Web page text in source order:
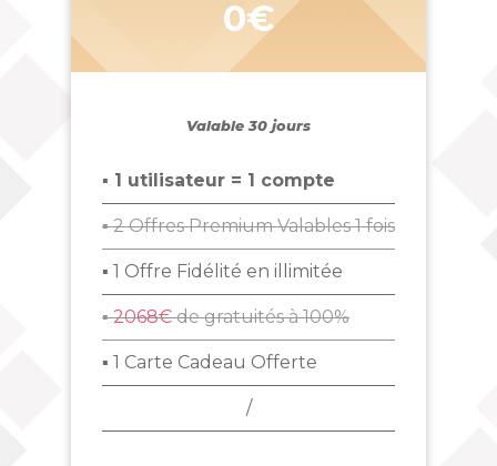
0€
Valable 30 jours
▪ 1 utilisateur = 1 compte
▪ 2 Offres Premium Valables 1 fois
▪ 1 Offre Fidélité en illimitée
▪2068€de gratuités à 100%
▪ 1 Carte Cadeau Offerte
/